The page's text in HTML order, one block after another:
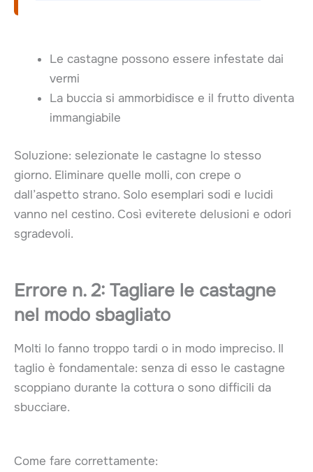
Le castagne possono essere infestate dai
vermi
La buccia si ammorbidisce e il frutto diventa
immangiabile
Soluzione: selezionate le castagne lo stesso
giorno. Eliminare quelle molli, con crepe o
dall’aspetto strano. Solo esemplari sodi e lucidi
vanno nel cestino. Così eviterete delusioni e odori
sgradevoli.
Errore n. 2: Tagliare le castagne
nel modo sbagliato
Molti lo fanno troppo tardi o in modo impreciso. Il
taglio è fondamentale: senza di esso le castagne
scoppiano durante la cottura o sono difficili da
sbucciare.
Come fare correttamente: